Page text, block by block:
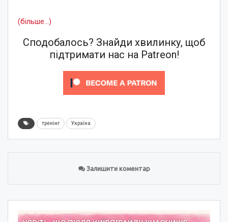
(більше…)
Сподобалось? Знайди хвилинку, щоб
підтримати нас на Patreon!
тренінг Україна
Залишити коментар